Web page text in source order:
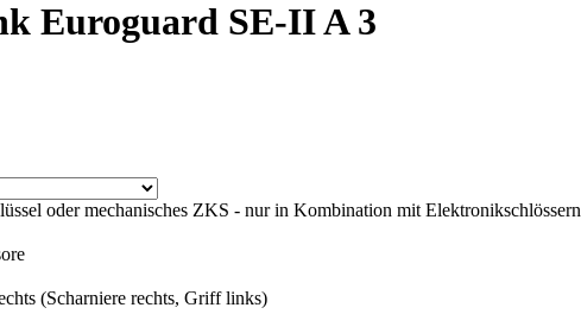
Euroguard SE-II A 3
oder mechanisches ZKS - nur in Kombination mit Elektronikschlössern
(Scharniere rechts, Griff links)